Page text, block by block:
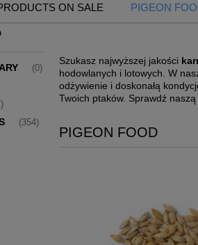
ON SALE PIGEON
(0)
(354)
Szukasz najwyższej jakości
hodowlanych i lotowych. W
odżywienie i doskonałą
Twoich ptaków. Sprawdź
PIGEON FOOD